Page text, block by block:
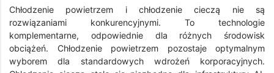
Chłodzenie powietrzem i chłodzenie cieczą nie są
rozwiązaniami konkurencyjnymi. To technologie
komplementarne, odpowiednie dla różnych środowisk
obciążeń. Chłodzenie powietrzem pozostaje optymalnym
wyborem dla standardowych wdrożeń korporacyjnych.